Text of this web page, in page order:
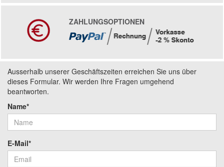
ZAHLUNGSOPTIONEN
Ausserhalb unserer Geschäftszeiten erreichen Sie uns über
dieses Formular. Wir werden Ihre Fragen umgehend
beantworten.
Name*
E-Mail*